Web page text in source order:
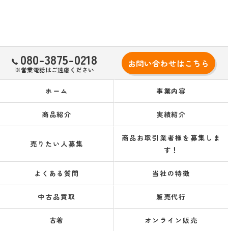
080-3875-0218
※営業電話はご遠慮ください
お問い合わせはこちら
ホーム 事業内容
商品紹介 実績紹介
売りたい人募集
商品お取引業者様を募集しま
す！
よくある質問 当社の特徴
中古品買取 販売代行
古着 オンライン販売